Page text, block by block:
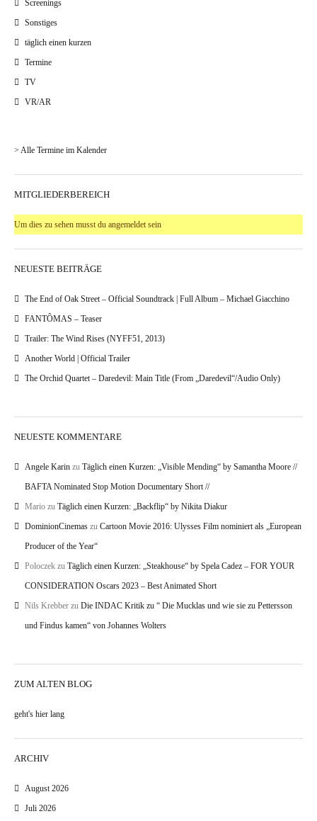
Screenings
Sonstiges
täglich einen kurzen
Termine
TV
VR/AR
> Alle Termine im Kalender
MITGLIEDERBEREICH
Um dies zu sehen musst du angemeldet sein
NEUESTE BEITRÄGE
The End of Oak Street – Official Soundtrack | Full Album – Michael Giacchino
FANTÔMAS – Teaser
Trailer: The Wind Rises (NYFF51, 2013)
Another World | Official Trailer
The Orchid Quartet – Daredevil: Main Title (From „Daredevil“/Audio Only)
NEUESTE KOMMENTARE
Angele Karin zu Täglich einen Kurzen: „Visible Mending“ by Samantha Moore //
BAFTA Nominated Stop Motion Documentary Short //
Mario zu Täglich einen Kurzen: „Backflip“ by Nikita Diakur
DominionCinemas zu Cartoon Movie 2016: Ulysses Film nominiert als „European
Producer of the Year“
Poloczek zu Täglich einen Kurzen: „Steakhouse“ by Spela Cadez – FOR YOUR
CONSIDERATION Oscars 2023 – Best Animated Short
Nils Krebber zu Die INDAC Kritik zu “ Die Mucklas und wie sie zu Pettersson
und Findus kamen“ von Johannes Wolters
ZUM ALTEN BLOG
geht's hier lang
ARCHIV
August 2026
Juli 2026